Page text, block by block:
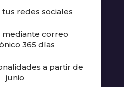
tus redes sociales
mediante correo
365 días
a partir de
junio